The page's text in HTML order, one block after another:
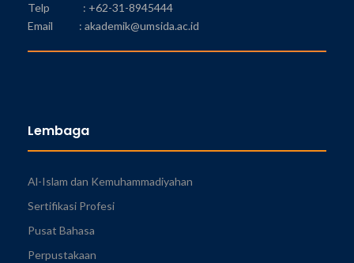
Telp : +62-31-8945444
Email : akademik@umsida.ac.id
Lembaga
Al-Islam dan Kemuhammadiyahan
Sertifikasi Profesi
Pusat Bahasa
Perpustakaan